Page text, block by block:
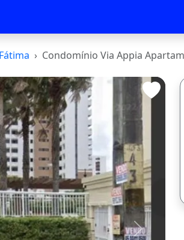
Fátima Condomínio Via Appia
Avançar